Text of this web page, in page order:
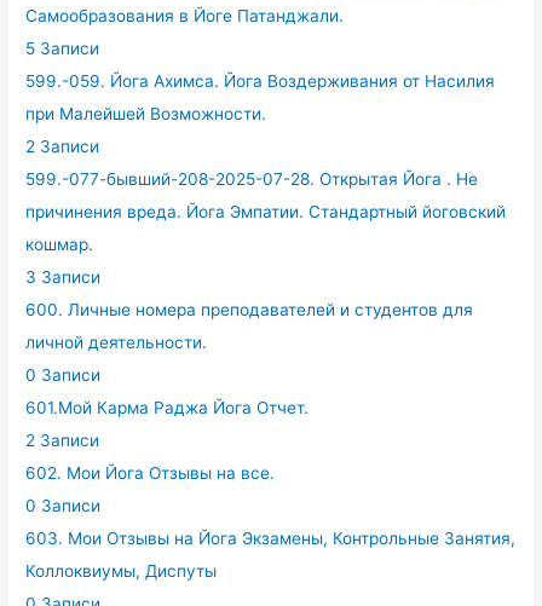
Самообразования в Йоге Патанджали.
5 Записи
599.-059. Йога Ахимса. Йога Воздерживания от Насилия
при Малейшей Возможности.
2 Записи
599.-077-бывший-208-2025-07-28. Открытая Йога . Не
причинения вреда. Йога Эмпатии. Стандартный йоговский
кошмар.
3 Записи
600. Личные номера преподавателей и студентов для
личной деятельности.
0 Записи
601.Мой Карма Раджа Йога Отчет.
2 Записи
602. Мои Йога Отзывы на все.
0 Записи
603. Мои Отзывы на Йога Экзамены, Контрольные Занятия,
Коллоквиумы, Диспуты